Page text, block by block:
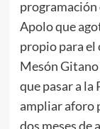
programación
Apolo que
propio para
Mesón Gitano
que pasar a la
ampliar aforo
dos meses de